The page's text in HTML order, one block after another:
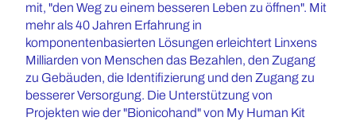
mit, "den Weg zu einem besseren Leben zu öffnen". Mit
mehr als 40 Jahren Erfahrung in
komponentenbasierten Lösungen erleichtert Linxens
Milliarden von Menschen das Bezahlen, den Zugang
zu Gebäuden, die Identifizierung und den Zugang zu
besserer Versorgung. Die Unterstützung von
Projekten wie der "Bionicohand" von My Human Kit